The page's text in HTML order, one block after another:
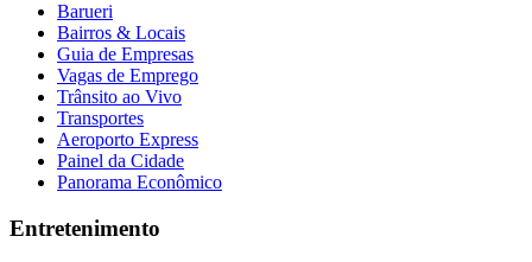
Barueri
Bairros & Locais
Guia de Empresas
Vagas de Emprego
Trânsito ao Vivo
Transportes
Aeroporto Express
Painel da Cidade
Panorama Econômico
Entretenimento